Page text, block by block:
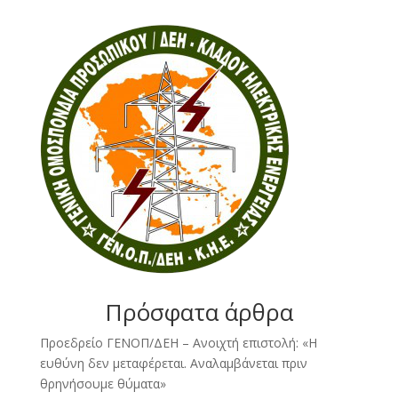
Πρόσφατα άρθρα
Προεδρείο ΓΕΝΟΠ/ΔΕΗ – Ανοιχτή επιστολή: «Η
ευθύνη δεν μεταφέρεται. Αναλαμβάνεται πριν
θρηνήσουμε θύματα»